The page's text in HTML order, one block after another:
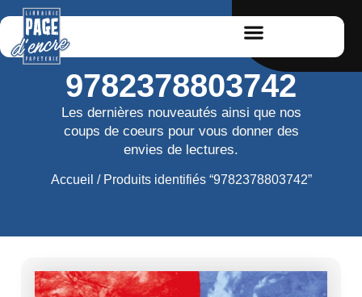
9782378803742
Les dernières nouveautés ainsi que nos
coups de coeurs pour vous donner des
envies de lectures.
Accueil / Produits identifiés “9782378803742”